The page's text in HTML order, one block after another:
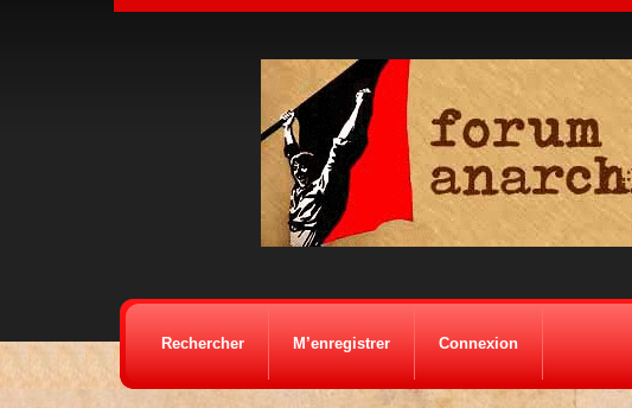
Rechercher M’enregistrer Connexion